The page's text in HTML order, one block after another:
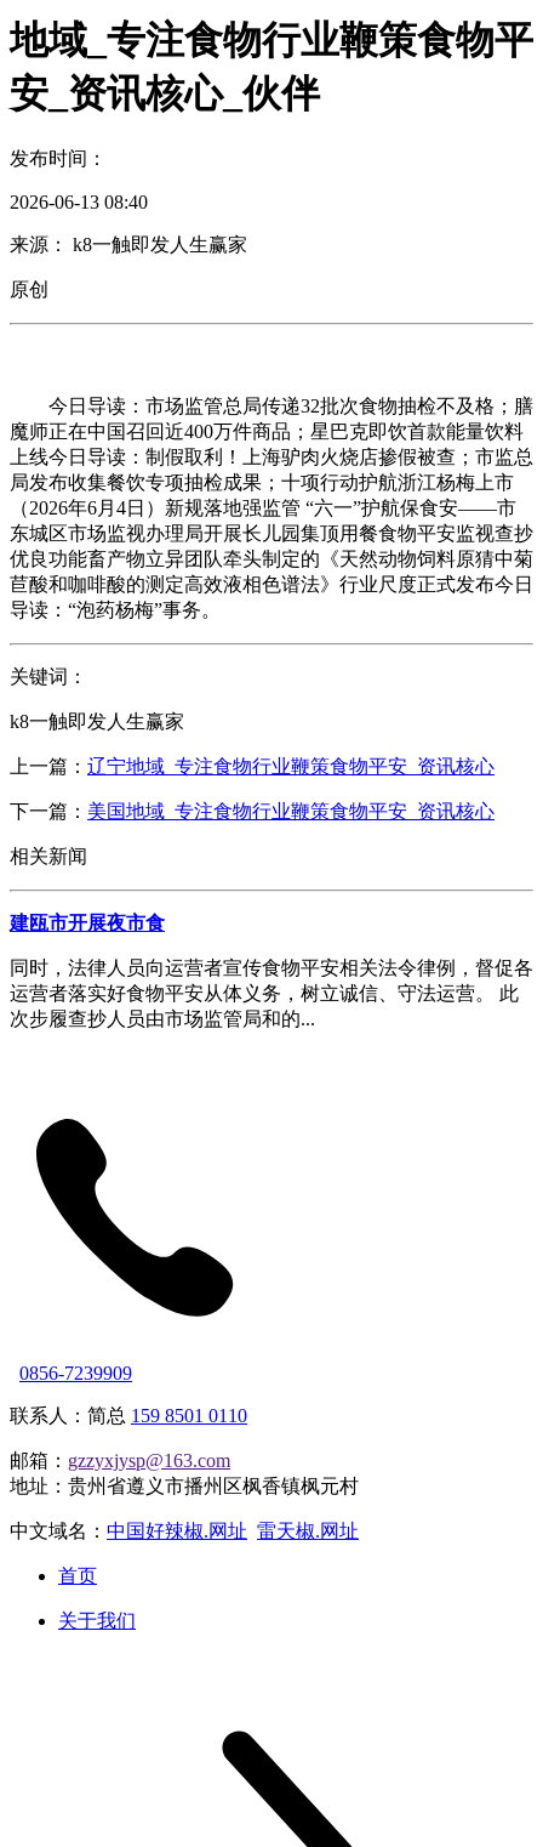
地域_专注食物行业鞭策食物平
安_资讯核心_伙伴
发布时间：
2026-06-13 08:40
来源： k8一触即发人生赢家
原创
今日导读：市场监管总局传递32批次食物抽检不及格；膳
魔师正在中国召回近400万件商品；星巴克即饮首款能量饮料
上线今日导读：制假取利！上海驴肉火烧店掺假被查；市监总
局发布收集餐饮专项抽检成果；十项行动护航浙江杨梅上市
（2026年6月4日）新规落地强监管 “六一”护航保食安——市
东城区市场监视办理局开展长儿园集顶用餐食物平安监视查抄
优良功能畜产物立异团队牵头制定的《天然动物饲料原猜中菊
苣酸和咖啡酸的测定高效液相色谱法》行业尺度正式发布今日
导读：“泡药杨梅”事务。
关键词：
k8一触即发人生赢家
上一篇： 辽宁地域_专注食物行业鞭策食物平安_资讯核心
下一篇： 美国地域_专注食物行业鞭策食物平安_资讯核心
相关新闻
建瓯市开展夜市食
同时，法律人员向运营者宣传食物平安相关法令律例，督促各
运营者落实好食物平安从体义务，树立诚信、守法运营。 此
次步履查抄人员由市场监管局和的...
0856-7239909
联系人：简总 159 8501 0110
邮箱： gzzyxjysp@163.com
地址：贵州省遵义市播州区枫香镇枫元村
中文域名： 中国好辣椒.网址 雷天椒.网址
首页
关于我们